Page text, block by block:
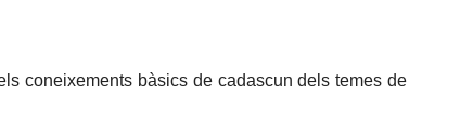
coneixements bàsics de cadascun dels temes de